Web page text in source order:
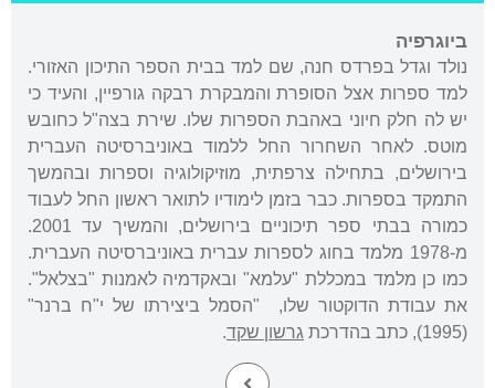
ביוגרפיה
נולד וגדל בפרדס חנה, שם למד בבית הספר התיכון האזורי.
למד ספרות אצל הסופרת והמבקרת רבקה גורפיין, והעיד כי
יש לה חלק חיוני באהבת הספרות שלו. שירת בצה"ל כחובש
מוטס. לאחר השחרור החל ללמוד באוניברסיטה העברית
בירושלים, בתחילה צרפתית, מוזיקולוגיה וספרות ובהמשך
התמקד בספרות. כבר בזמן לימודיו לתואר ראשון החל לעבוד
כמורה בבתי ספר תיכוניים בירושלים, והמשיך עד 2001.
מ-1978 מלמד בחוג לספרות עברית באוניברסיטה העברית.
כמו כן מלמד במכללת "עלמא" ובאקדמיה לאמנות "בצלאל".
את עבודת הדוקטור שלו, "הסמל ביצירתו של י"ח ברנר"
(1995), כתב בהדרכת
גרשון שקד.